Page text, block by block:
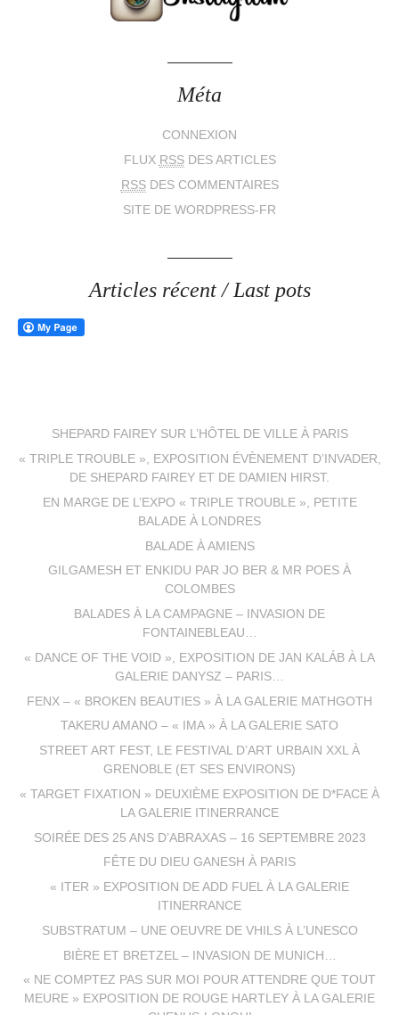
Méta
CONNEXION
FLUX RSSDES ARTICLES
RSSDES COMMENTAIRES
SITE DE WORDPRESS-FR
Articles récent / Last pots
SHEPARD FAIREY SUR L’HÔTEL DE VILLE À PARIS
« TRIPLE TROUBLE », EXPOSITION ÉVÈNEMENT D’INVADER,
DE SHEPARD FAIREY ET DE DAMIEN HIRST.
EN MARGE DE L’EXPO « TRIPLE TROUBLE », PETITE
BALADE À LONDRES
BALADE À AMIENS
GILGAMESH ET ENKIDU PAR JO BER & MR POES À
COLOMBES
BALADES À LA CAMPAGNE – INVASION DE
FONTAINEBLEAU…
« DANCE OF THE VOID », EXPOSITION DE JAN KALÁB À LA
GALERIE DANYSZ – PARIS…
FENX – « BROKEN BEAUTIES » À LA GALERIE MATHGOTH
TAKERU AMANO – « IMA » À LA GALERIE SATO
STREET ART FEST, LE FESTIVAL D’ART URBAIN XXL À
GRENOBLE (ET SES ENVIRONS)
« TARGET FIXATION » DEUXIÈME EXPOSITION DE D*FACE À
LA GALERIE ITINERRANCE
SOIRÉE DES 25 ANS D’ABRAXAS – 16 SEPTEMBRE 2023
FÊTE DU DIEU GANESH À PARIS
« ITER » EXPOSITION DE ADD FUEL À LA GALERIE
ITINERRANCE
SUBSTRATUM – UNE OEUVRE DE VHILS À L’UNESCO
BIÈRE ET BRETZEL – INVASION DE MUNICH…
« NE COMPTEZ PAS SUR MOI POUR ATTENDRE QUE TOUT
MEURE » EXPOSITION DE ROUGE HARTLEY À LA GALERIE